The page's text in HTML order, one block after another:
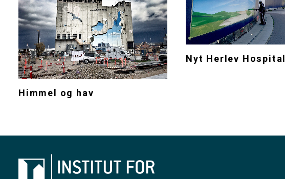
Nyt Herlev Hospital
Himmel og hav